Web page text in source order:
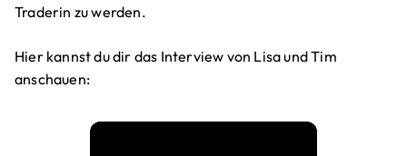
Traderin zu werden.
Hier kannst du dir das Interview von Lisa und Tim
anschauen: